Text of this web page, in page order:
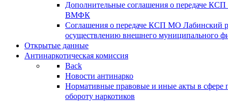
Дополнительные соглашения о передаче
ВМФК
Соглашения о передаче КСП МО Лабинский
осуществлению внешнего муниципального
Открытые данные
Антинаркотическая комиссия
Back
Новости антинарко
Нормативные правовые и иные акты в сфере
обороту наркотиков